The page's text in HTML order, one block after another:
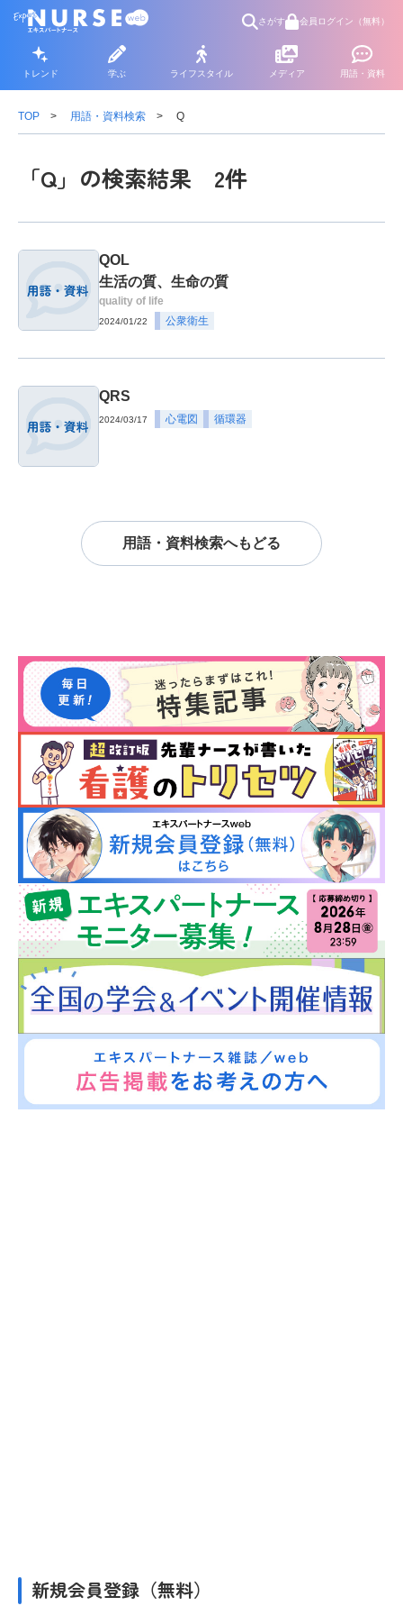
さがす 会員ログイン（無料）
トレンド 学ぶ ライフスタイル メディア 用語・資料
TOP 用語・資料検索 Q
「Q」の検索結果 2件
QOL
生活の質、生命の質
quality of life
2024/01/22 公衆衛生
QRS
2024/03/17 心電図 循環器
用語・資料検索へもどる
新規会員登録（無料）